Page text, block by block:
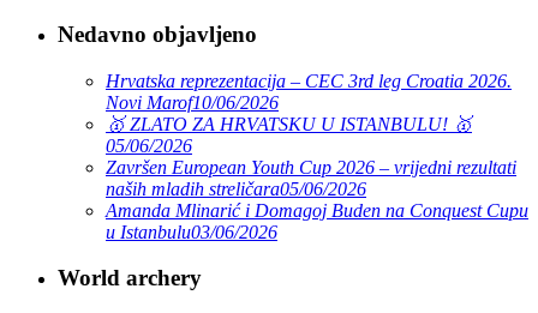
Nedavno objavljeno
Hrvatska reprezentacija – CEC 3rd leg Croatia 2026.
Novi Marof10/06/2026
🥇 ZLATO ZA HRVATSKU U ISTANBULU! 🥇
05/06/2026
Završen European Youth Cup 2026 – vrijedni rezultati
naših mladih streličara05/06/2026
Amanda Mlinarić i Domagoj Buden na Conquest Cupu
u Istanbulu03/06/2026
World archery